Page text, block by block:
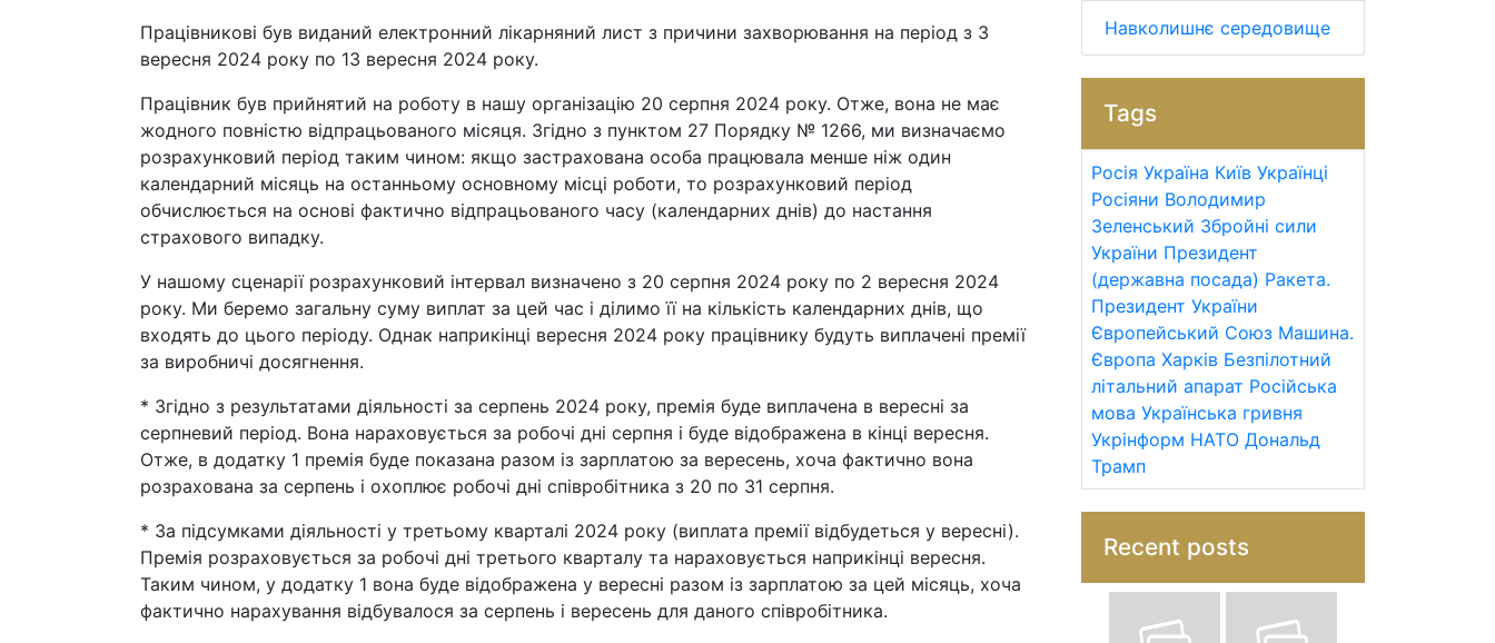
Працівникові був виданий електронний лікарняний лист з причини захворювання на період з 3
вересня 2024 року по 13 вересня 2024 року.
Працівник був прийнятий на роботу в нашу організацію 20 серпня 2024 року. Отже, вона не має
жодного повністю відпрацьованого місяця. Згідно з пунктом 27 Порядку № 1266, ми визначаємо
розрахунковий період таким чином: якщо застрахована особа працювала менше ніж один
календарний місяць на останньому основному місці роботи, то розрахунковий період
обчислюється на основі фактично відпрацьованого часу (календарних днів) до настання
страхового випадку.
У нашому сценарії розрахунковий інтервал визначено з 20 серпня 2024 року по 2 вересня 2024
року. Ми беремо загальну суму виплат за цей час і ділимо її на кількість календарних днів, що
входять до цього періоду. Однак наприкінці вересня 2024 року працівнику будуть виплачені премії
за виробничі досягнення.
* Згідно з результатами діяльності за серпень 2024 року, премія буде виплачена в вересні за
серпневий період. Вона нараховується за робочі дні серпня і буде відображена в кінці вересня.
Отже, в додатку 1 премія буде показана разом із зарплатою за вересень, хоча фактично вона
розрахована за серпень і охоплює робочі дні співробітника з 20 по 31 серпня.
* За підсумками діяльності у третьому кварталі 2024 року (виплата премії відбудеться у вересні).
Премія розраховується за робочі дні третього кварталу та нараховується наприкінці вересня.
Таким чином, у додатку 1 вона буде відображена у вересні разом із зарплатою за цей місяць, хоча
фактично нарахування відбувалося за серпень і вересень для даного співробітника.
Навколишнє середовище
Tags
Росія Україна Київ Українці
Росіяни Володимир
Зеленський Збройні сили
України Президент
(державна посада) Ракета.
Президент України
Європейський Союз Машина.
Європа Харків Безпілотний
літальний апарат Російська
мова Українська гривня
Укрінформ НАТО Дональд
Трамп
Recent posts